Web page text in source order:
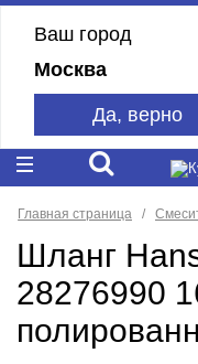
Ваш город
Москва
Да, верно
Главная страница
Шланг
28276990